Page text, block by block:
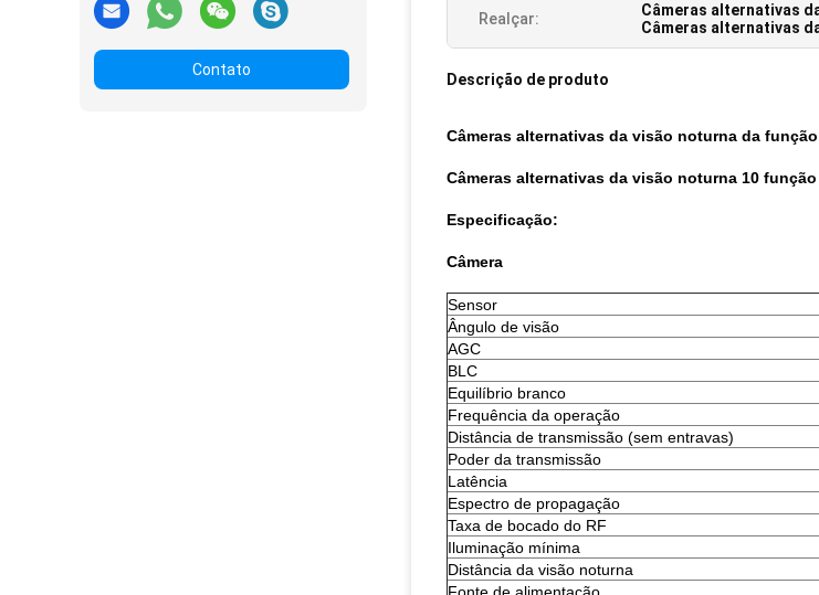
Contato
Realçar: Câmeras alternativas
Câmeras alternativas
Descrição de produto
Câmeras alternativas da visão noturna da
Câmeras alternativas da visão noturna 10
Especificação:
Câmera
Sensor
Ângulo de visão
AGC
BLC
Equilíbrio branco
Frequência da operação
Distância de transmissão (sem entravas)
Poder da transmissão
Latência
Espectro de propagação
Taxa de bocado do RF
Iluminação mínima
Distância da visão noturna